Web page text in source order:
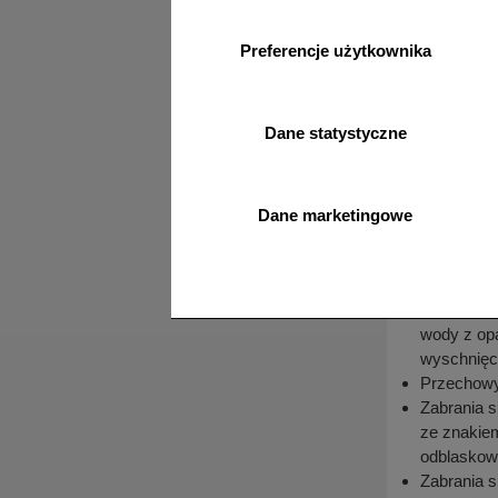
Preferencje użytkownika
Dane statystyczne
Dane marketingowe
lub
Folia, w
żadnym
stretch
W
Ponadto
W
wody z
Zabrania
ze
Zabrania